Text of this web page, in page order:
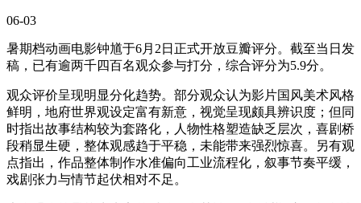
06-03
暑期档动画电影钟馗于6月2日正式开放豆瓣评分。截至当日发
稿，已有逾两千四百名观众参与打分，综合评分为5.9分。
观众评价呈现明显分化趋势。部分观众认为影片国风美术风格
鲜明，地府世界观设定富有新意，视觉呈现颇具辨识度；但同
时指出故事结构较为套路化，人物性格塑造缺乏层次，喜剧桥
段稍显生硬，整体观感趋于平稳，未能带来强烈惊喜。另有观
点指出，作品整体制作水准偏向工业流程化，叙事节奏平缓，
戏剧张力与情节起伏相对不足。